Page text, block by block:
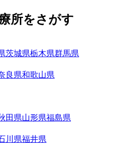
所をさがす
茨城県栃木県群馬県
良県和歌山県
田県山形県福島県
川県福井県